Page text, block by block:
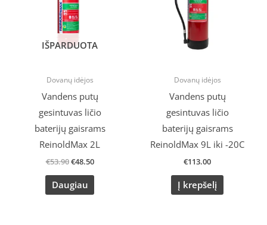
IŠPARDUOTA
Dovanų idėjos
Vandens putų
gesintuvas ličio
baterijų gaisrams
ReinoldMax 2L
€53.90€48.50
Daugiau
Dovanų idėjos
Vandens putų
gesintuvas ličio
baterijų gaisrams
ReinoldMax 9L iki -20C
€113.00
Į krepšelį